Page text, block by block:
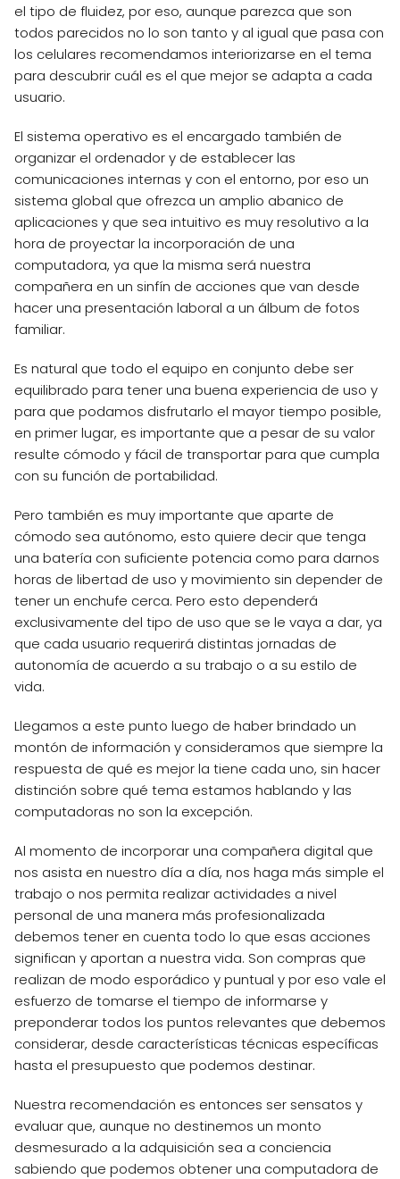
el tipo de fluidez, por eso, aunque parezca que son
todos parecidos no lo son tanto y al igual que pasa con
los celulares recomendamos interiorizarse en el tema
para descubrir cuál es el que mejor se adapta a cada
usuario.
El sistema operativo es el encargado también de
organizar el ordenador y de establecer las
comunicaciones internas y con el entorno, por eso un
sistema global que ofrezca un amplio abanico de
aplicaciones y que sea intuitivo es muy resolutivo a la
hora de proyectar la incorporación de una
computadora, ya que la misma será nuestra
compañera en un sinfín de acciones que van desde
hacer una presentación laboral a un álbum de fotos
familiar.
Es natural que todo el equipo en conjunto debe ser
equilibrado para tener una buena experiencia de uso y
para que podamos disfrutarlo el mayor tiempo posible,
en primer lugar, es importante que a pesar de su valor
resulte cómodo y fácil de transportar para que cumpla
con su función de portabilidad.
Pero también es muy importante que aparte de
cómodo sea autónomo, esto quiere decir que tenga
una batería con suficiente potencia como para darnos
horas de libertad de uso y movimiento sin depender de
tener un enchufe cerca. Pero esto dependerá
exclusivamente del tipo de uso que se le vaya a dar, ya
que cada usuario requerirá distintas jornadas de
autonomía de acuerdo a su trabajo o a su estilo de
vida.
Llegamos a este punto luego de haber brindado un
montón de información y consideramos que siempre la
respuesta de qué es mejor la tiene cada uno, sin hacer
distinción sobre qué tema estamos hablando y las
computadoras no son la excepción.
Al momento de incorporar una compañera digital que
nos asista en nuestro día a día, nos haga más simple el
trabajo o nos permita realizar actividades a nivel
personal de una manera más profesionalizada
debemos tener en cuenta todo lo que esas acciones
significan y aportan a nuestra vida. Son compras que
realizan de modo esporádico y puntual y por eso vale el
esfuerzo de tomarse el tiempo de informarse y
preponderar todos los puntos relevantes que debemos
considerar, desde características técnicas específicas
hasta el presupuesto que podemos destinar.
Nuestra recomendación es entonces ser sensatos y
evaluar que, aunque no destinemos un monto
desmesurado a la adquisición sea a conciencia
sabiendo que podemos obtener una computadora de